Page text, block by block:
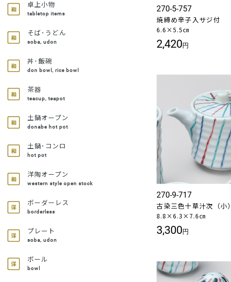
卓上小物
tabletop items
そば･うどん
soba, udon
丼･飯碗
don bowl, rice bowl
茶器
teacup, teapot
土鍋オープン
donabe hot pot
土鍋･コンロ
hot pot
洋陶オープン
western style open stock
ボーダーレス
borderless
プレート
soba, udon
ボール
bowl
270-5-757
焼締め辛子入サジ付
6.6×5.5㎝
2,420円
270-9-717
古染三色十草汁次（小）
8.8×6.3×7.6㎝
3,300円